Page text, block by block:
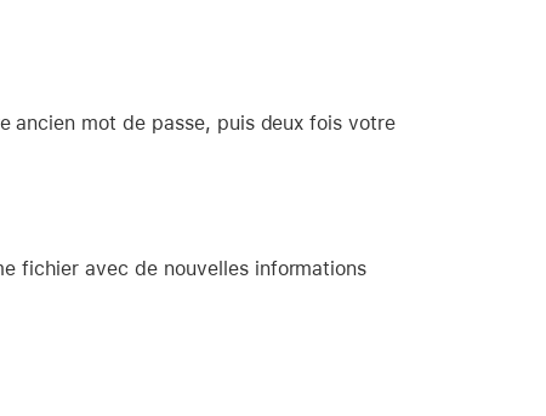
ancien mot de passe, puis deux fois votre
fichier avec de nouvelles informations